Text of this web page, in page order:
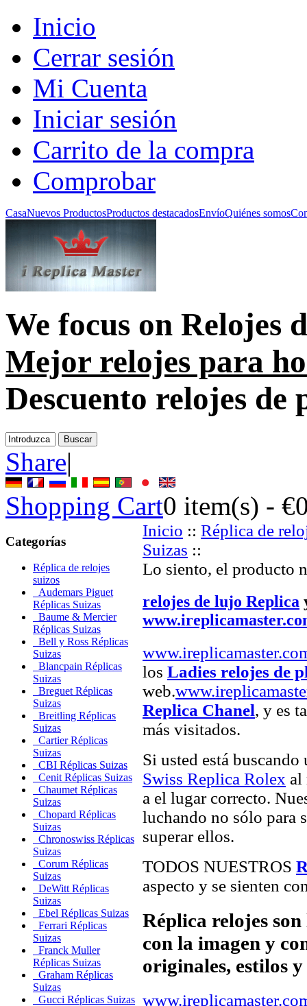
Inicio
Cerrar sesión
Mi Cuenta
Iniciar sesión
Carrito de la compra
Comprobar
CasaNuevos ProductosProductos destacadosEnvíoQuiénes somos
We focus on Relojes
Mejor relojes para
Descuento relojes de
Share|
Shopping Cart0 item(s) -
Categorías
Réplica de relojes
suizos
Audemars Piguet
Réplicas Suizas
Baume & Mercier
Réplicas Suizas
Bell y Ross Réplicas
Suizas
Blancpain Réplicas
Suizas
Breguet Réplicas
Suizas
Breitling Réplicas
Suizas
Cartier Réplicas
Suizas
CBI Réplicas Suizas
Cenit Réplicas Suizas
Chaumet Réplicas
Suizas
Chopard Réplicas
Suizas
Chronoswiss Réplicas
Suizas
Corum Réplicas
Suizas
DeWitt Réplicas
Suizas
Ebel Réplicas Suizas
Ferrari Réplicas
Suizas
Franck Muller
Réplicas Suizas
Graham Réplicas
Suizas
Gucci Réplicas Suizas
Inicio :: Réplica de
Suizas ::
Lo siento, el producto
relojes de lujo Replica
los Ladies relojes de
web.
Replica Chanel, y es
más visitados.
Si usted está
Swiss Replica Rolex al
a el lugar correcto.
luchando no sólo para
superar ellos.
TODOS NUESTROS
aspecto y se sienten
Réplica relojes
con la imagen y
originales, estilos